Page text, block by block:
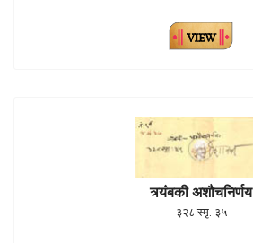
त्र्यंबकी अशौचनिर्णय
३२८ स्मृ. ३५